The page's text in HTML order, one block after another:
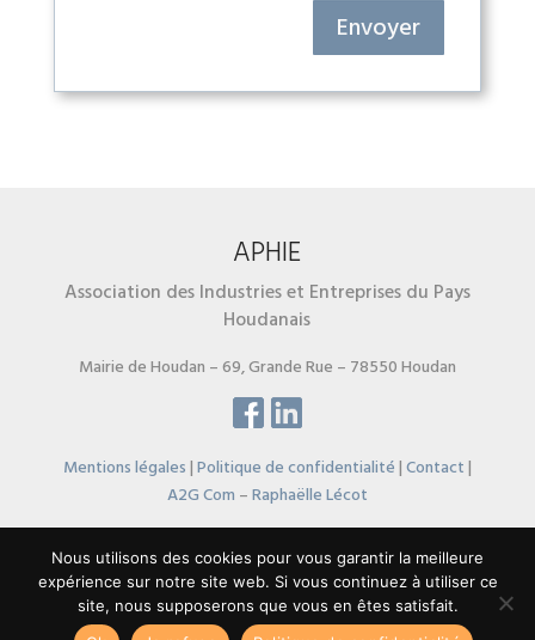
Envoyer
APHIE
Association des Industries et Entreprises du Pays
Houdanais
Mairie de Houdan – 69, Grande Rue – 78550 Houdan
Mentions légales|Politique de confidentialité|Contact|
A2G Com –Raphaëlle Lécot
Nous utilisons des cookies pour vous garantir la meilleure
expérience sur notre site web. Si vous continuez à utiliser ce
site, nous supposerons que vous en êtes satisfait.